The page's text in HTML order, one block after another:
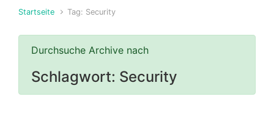
Startseite Tag: Security
Durchsuche Archive nach
Schlagwort: Security